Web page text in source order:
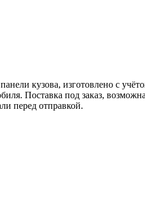
кузова, изготовлено с
Поставка под заказ,
перед отправкой.